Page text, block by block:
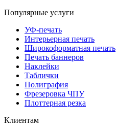
Популярные услуги
УФ-печать
Интерьерная печать
Широкоформатная печать
Печать баннеров
Наклейки
Таблички
Полиграфия
Фрезеровка ЧПУ
Плоттерная резка
Клиентам